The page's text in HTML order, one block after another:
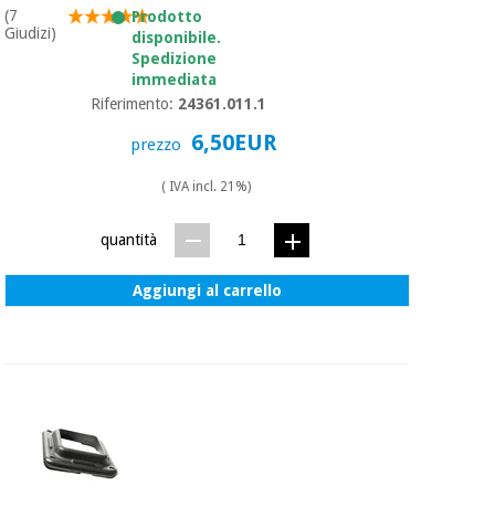
Aerobica,
Veterinario
chirurgici
(liquidazione)
Armadi
(7
Giudizi)
Prodotto
disponibile.
Spedizione
immediata
Riferimento: 24361.011.1
prezzo 6,50EUR
( IVA incl. 21%)
quantità
Aggiungi al carrello